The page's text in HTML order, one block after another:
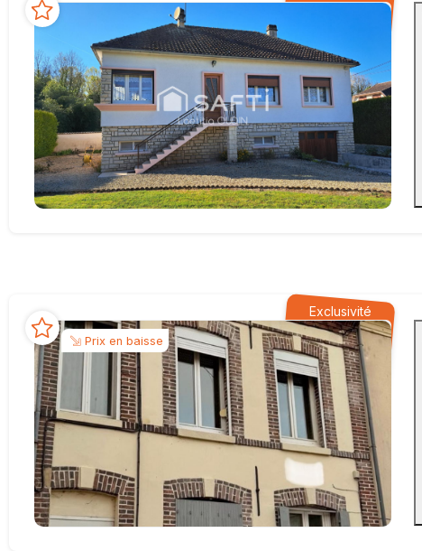
Exclusivité
Prix en baisse